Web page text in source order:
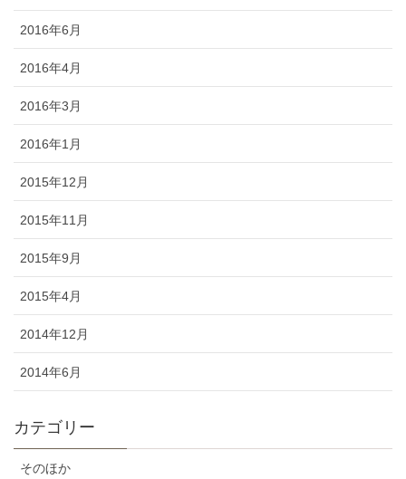
2016年6月
2016年4月
2016年3月
2016年1月
2015年12月
2015年11月
2015年9月
2015年4月
2014年12月
2014年6月
カテゴリー
そのほか